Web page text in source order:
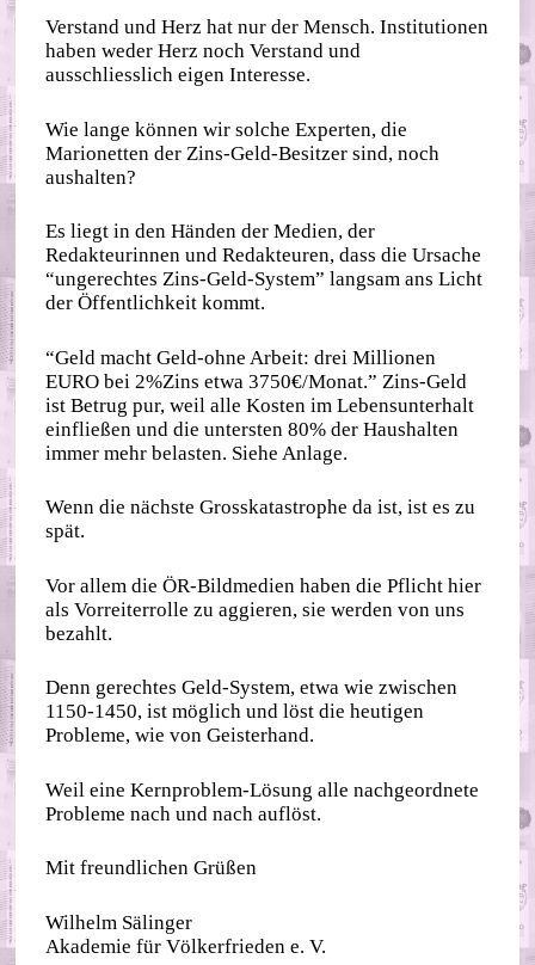
Verstand und Herz hat nur der Mensch. Institutionen
haben weder Herz noch Verstand und
ausschliesslich eigen Interesse.
Wie lange können wir solche Experten, die
Marionetten der Zins-Geld-Besitzer sind, noch
aushalten?
Es liegt in den Händen der Medien, der
Redakteurinnen und Redakteuren, dass die Ursache
“ungerechtes Zins-Geld-System” langsam ans Licht
der Öffentlichkeit kommt.
“Geld macht Geld-ohne Arbeit: drei Millionen
EURO bei 2%Zins etwa 3750€/Monat.” Zins-Geld
ist Betrug pur, weil alle Kosten im Lebensunterhalt
einfließen und die untersten 80% der Haushalten
immer mehr belasten. Siehe Anlage.
Wenn die nächste Grosskatastrophe da ist, ist es zu
spät.
Vor allem die ÖR-Bildmedien haben die Pflicht hier
als Vorreiterrolle zu aggieren, sie werden von uns
bezahlt.
Denn gerechtes Geld-System, etwa wie zwischen
1150-1450, ist möglich und löst die heutigen
Probleme, wie von Geisterhand.
Weil eine Kernproblem-Lösung alle nachgeordnete
Probleme nach und nach auflöst.
Mit freundlichen Grüßen
Wilhelm Sälinger
Akademie für Völkerfrieden e. V.